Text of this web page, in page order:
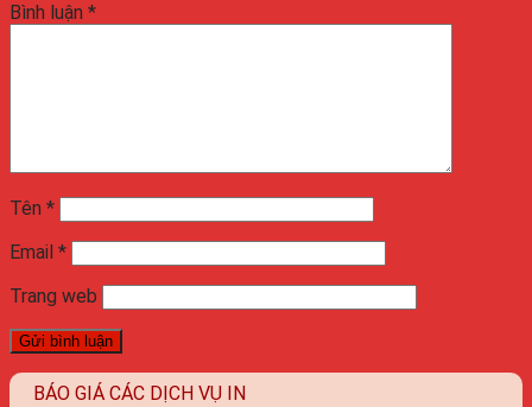
Bình luận *
Tên *
Email *
Trang web
BÁO GIÁ CÁC DỊCH VỤ IN